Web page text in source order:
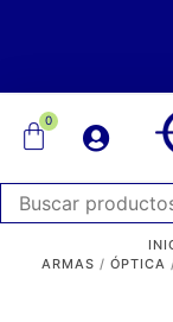
0
ARMAS / ÓPTICA